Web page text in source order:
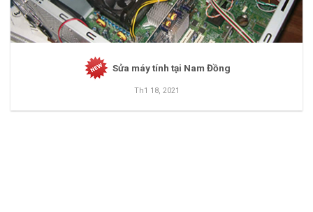
Sửa máy tính tại Nam Đồng
Th1 18, 2021